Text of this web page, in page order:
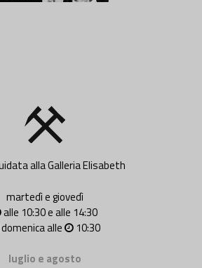
alla Galleria Elisabeth
martedì e giovedì
alle 10:30 e alle 14:30
domenica alle
10:30
luglio e agosto